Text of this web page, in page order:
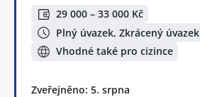
29 000 – 33 000 Kč
Plný úvazek, Zkrácený úvazek
Vhodné také pro cizince
Zveřejněno: 5. srpna